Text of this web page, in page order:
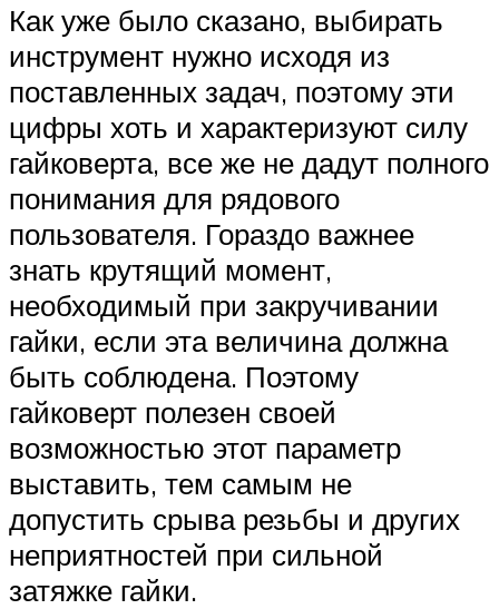
Как уже было сказано, выбирать
инструмент нужно исходя из
поставленных задач, поэтому эти
цифры хоть и характеризуют силу
гайковерта, все же не дадут полного
понимания для рядового
пользователя. Гораздо важнее
знать крутящий момент,
необходимый при закручивании
гайки, если эта величина должна
быть соблюдена. Поэтому
гайковерт полезен своей
возможностью этот параметр
выставить, тем самым не
допустить срыва резьбы и других
неприятностей при сильной
затяжке гайки.